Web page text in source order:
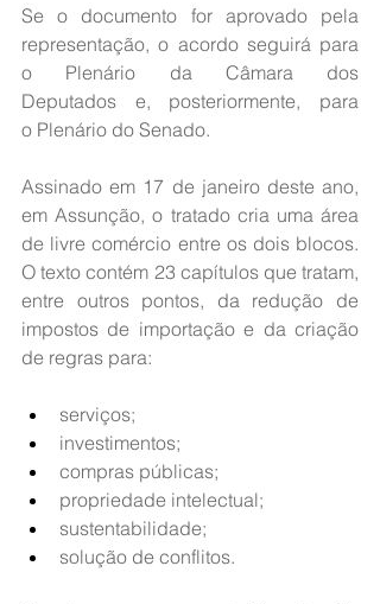
Se o documento for aprovado pela
representação, o acordo seguirá para
o Plenário da Câmara dos
Deputados e, posteriormente, para
o Plenário do Senado.
Assinado em 17 de janeiro deste ano,
em Assunção, o tratado cria uma área
de livre comércio entre os dois blocos.
O texto contém 23 capítulos que tratam,
entre outros pontos, da redução de
impostos de importação e da criação
de regras para:
serviços;
investimentos;
compras públicas;
propriedade intelectual;
sustentabilidade;
solução de conflitos.